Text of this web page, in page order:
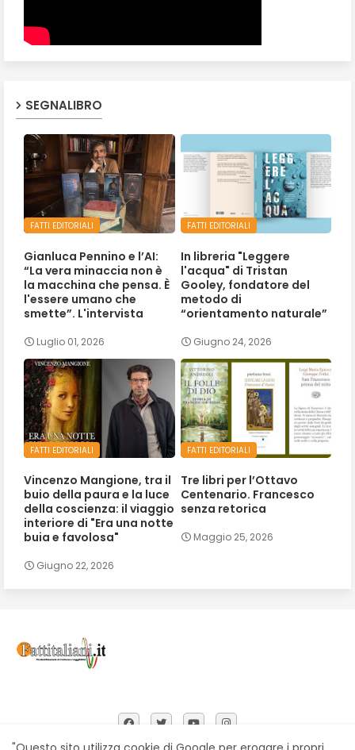
SEGNALIBRO
FATTI EDITORIALI
Gianluca Pennino e l’AI:
“La vera minaccia non è
la macchina che pensa. È
l'essere umano che
smette”. L'intervista
Luglio 01, 2026
FATTI EDITORIALI
In libreria "Leggere
l'acqua" di Tristan
Gooley, fondatore del
metodo di
“orientamento naturale”
Giugno 24, 2026
FATTI EDITORIALI
Vincenzo Mangione, tra il
buio della paura e la luce
della coscienza: il viaggio
interiore di "Era una notte
buia e favolosa"
Giugno 22, 2026
FATTI EDITORIALI
Tre libri per l’Ottavo
Centenario. Francesco
senza retorica
Maggio 25, 2026